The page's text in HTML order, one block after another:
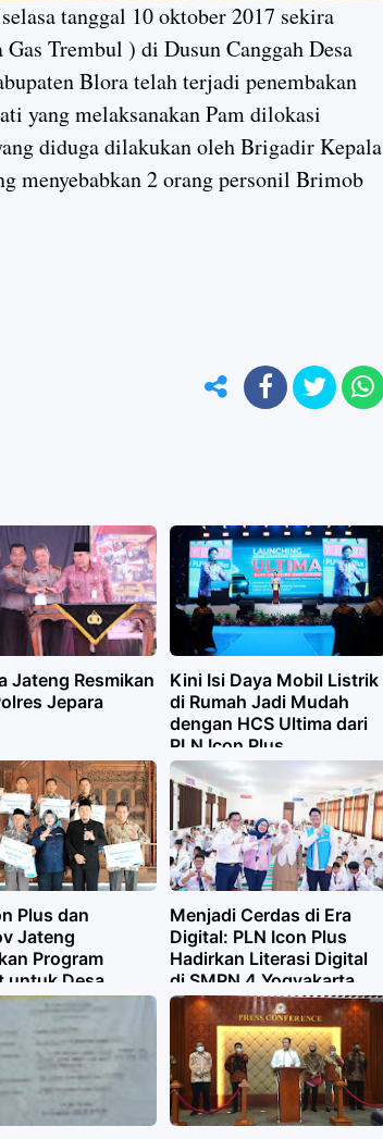
tanggal 10 oktober 2017 sekira
Trembul ) di Dusun Canggah Desa
Blora telah terjadi penembakan
yang melaksanakan Pam dilokasi
diduga dilakukan oleh Brigadir Kepala
menyebabkan 2 orang personil Brimob
Jateng Resmikan
Jepara
Kini Isi Daya Mobil Listrik
di Rumah Jadi Mudah
dengan HCS Ultima dari
PLN Icon Plus
Plus dan
Jateng
Program
untuk Desa
Menjadi Cerdas di Era
Digital: PLN Icon Plus
Hadirkan Literasi Digital
di SMPN 4 Yogyakarta